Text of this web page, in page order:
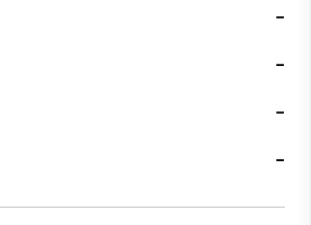
-
-
-
-